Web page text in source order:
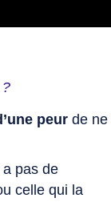
?
peur de ne
a pas de
celle qui la